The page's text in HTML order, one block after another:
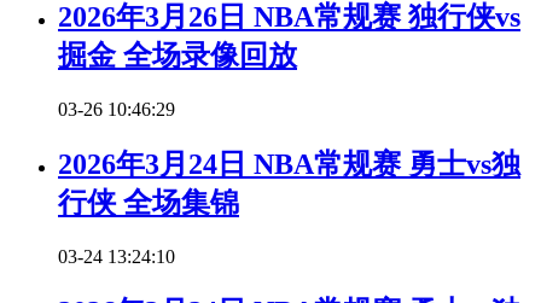
2026年3月26日 NBA常规赛 独行侠vs
掘金 全场录像回放
03-26 10:46:29
2026年3月24日 NBA常规赛 勇士vs独
行侠 全场集锦
03-24 13:24:10